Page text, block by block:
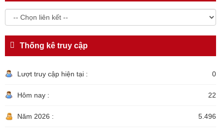
Thống kê truy cập
Lượt truy cập hiện tại : 0
Hôm nay : 22
Năm 2026 : 5.496